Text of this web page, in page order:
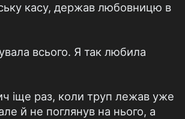
касу, держав любовницю в
всього. Я так любила
іще раз, коли труп лежав уже
й не поглянув на нього, а